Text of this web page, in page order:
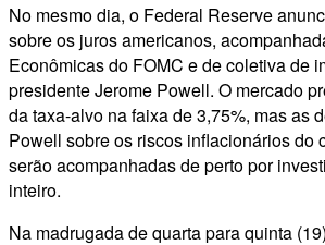
No mesmo dia, o Federal Reserve
sobre os juros americanos,
Econômicas do FOMC e de coletiva de
presidente Jerome Powell. O mercado
da taxa-alvo na faixa de 3,75%, mas as
Powell sobre os riscos inflacionários do
serão acompanhadas de perto por
inteiro.
Na madrugada de quarta para quinta